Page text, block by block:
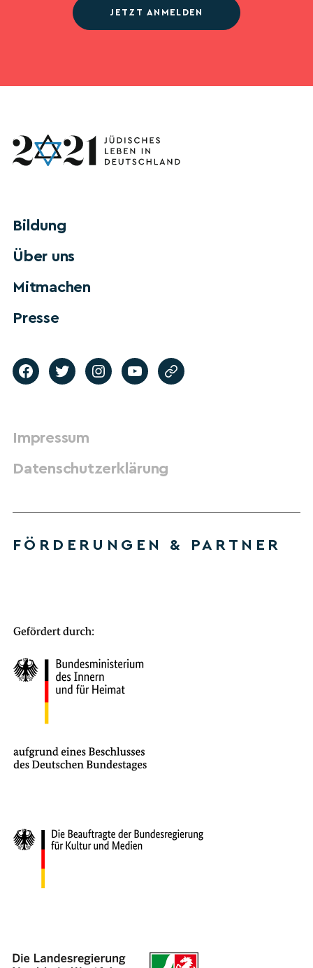
JETZT ANMELDEN
Bildung
Über uns
Mitmachen
Presse
Impressum
Datenschutzerklärung
FÖRDERUNGEN & PARTNER